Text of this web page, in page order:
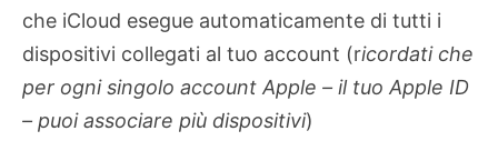
che iCloud esegue automaticamente di tutti i
dispositivi collegati al tuo account (ricordati che
per ogni singolo account Apple – il tuo Apple ID
– puoi associare più dispositivi)